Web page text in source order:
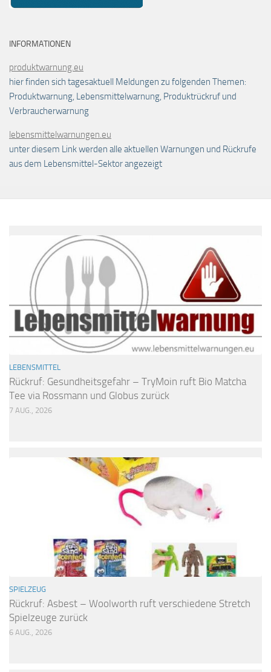
INFORMATIONEN
produktwarnung.eu
hier finden sich tagesaktuell Meldungen zu folgenden Themen:
Produktwarnung, Lebensmittelwarnung, Produktrückruf und
Verbraucherwarnung
lebensmittelwarnungen.eu
unter diesem Link werden alle aktuellen Warnungen und Rückrufe
aus dem Lebensmittel-Sektor angezeigt
LEBENSMITTEL
Rückruf: Gesundheitsgefahr – TryMoin ruft Bio Matcha
Tee via Rossmann und Globus zurück
7 AUG., 2026
SPIELZEUG
Rückruf: Asbest – Woolworth ruft verschiedene Stretch
Spielzeuge zurück
6 AUG., 2026